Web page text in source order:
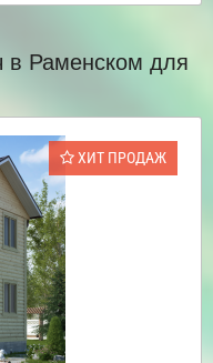
Раменском для
ХИТ ПРОДАЖ